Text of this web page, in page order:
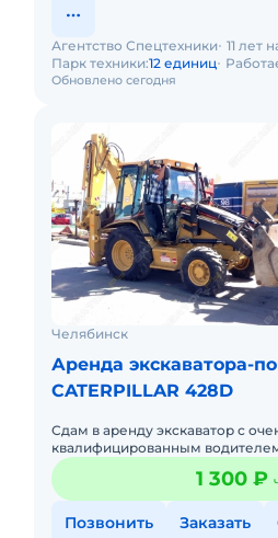
Обновлено сегодня
Агентство Спецтехники 11 лет
Парк техники:12 единиц
Челябинск
Аренда экскаватора-
CATERPILLAR 428D
Сдам в аренду экскаватор с
квалифицированным
любой сложности в
удобной для Вас форме ( нал,
1 300 ₽
Позвонить Заказать